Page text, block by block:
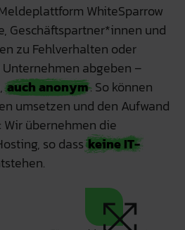
WhiteSparrow
Geschäftspartner*innen und
zu Fehlverhalten oder
abgeben –
auch anonym. So können
umsetzen und den Aufwand
übernehmen die
so dasskeine IT-